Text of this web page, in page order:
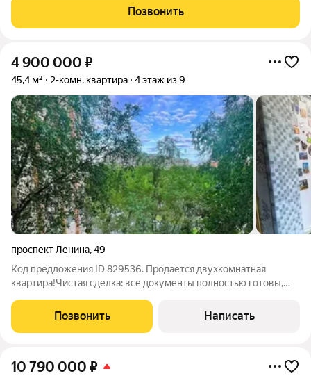
чтобы создать среду для счастливой семейной жизни. Квартал
расположен в 44 микрорайоне
Позвонить
4 900 000 ₽
45,4 м² 2-комн. квартира 4 этаж из 9
проспект Ленина,49
Код предложения ID 829536. Продается двухкомнатная
квартира!Чистая сделка: все документы полностью готовы,
другой город, поэтому настроены на быстрый и комфортный
выход на сделку.О квартире: 4 этаж
Позвонить Написать
10 790 000 ₽